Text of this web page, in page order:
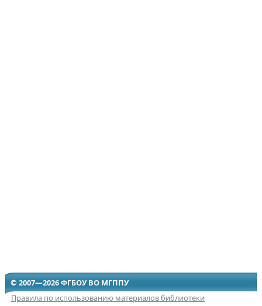
© 2007—2026 ФГБОУ ВО МГППУ
Правила по использованию материалов библиотеки